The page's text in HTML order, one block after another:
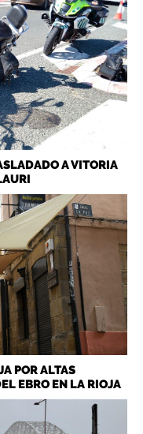
A VITORIA
POR ALTAS
EBRO EN LA RIOJA